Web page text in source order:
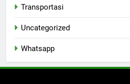
Transportasi
Uncategorized
Whatsapp